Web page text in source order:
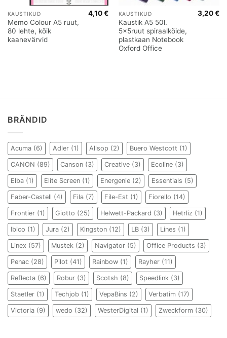
KAUSTIKUD
Memo Colour A5 ruut,
80 lehte, kõik
kaanevärvid
4,10€ KAUSTIKUD
Kaustik A5 50l.
5x5ruut spiraalköide,
plastkaan Notebook
Oxford Office
3,20€
BRÄNDID
Acuma (6) Adler (1) Allsop (2) Buero Westcott (1)
CANON (89) Canson (3) Creative (3) Ecoline (3)
Elba (1) Elite Screen (1) Energenie (2) Essentials (5)
Faber-Castell (4) Fila (7) File-Est (1) Fiorello (14)
Frontier (1) Giotto (25) Helwett-Packard (3) Hetrliz (1)
Ibico (1) Jura (2) Kingston (12) LB (3) Lines (1)
Linex (57) Mustek (2) Navigator (5) Office Products (3)
Penac (28) Pilot (41) Rainbow (1) Rayher (11)
Reflecta (6) Robur (3) Scotsh (8) Speedlink (3)
Staetler (1) Techjob (1) VepaBins (2) Verbatim (17)
Victoria (9) wedo (32) WesterDigital (1) Zweckform (30)